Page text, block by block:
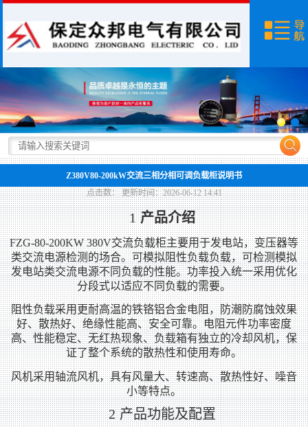
Z380V80-200kW交流三相分相可调负载柜说明书
点击数：更新时间：2026-06-12 14:41
1 产品介绍
FZG-80-200KW 380V交流负载柜主要用于发电站，变压器等
类交流电源检测的场合。可模拟阻性负载负载，可检测模拟
发电站类交流电源不同负载的性能。功率投入统一采用优化
分段式以适应不同负载的需要。
阻性负载采用更耐高温的铁铬铝合金电阻，防潮防腐蚀效果
好、散热好、绝缘性能高、安全可靠。电阻元件功率密度
高、性能稳定、无红热现象、负载箱有独立的冷却风机，保
证了整个系统的散热性和使用寿命。
风机采用轴流风机，具有风量大、转速高、散热性好、噪音
小等特点。
2 产品功能及配置
产品展示
新闻资讯
荣誉资质
关于我们
联系我们